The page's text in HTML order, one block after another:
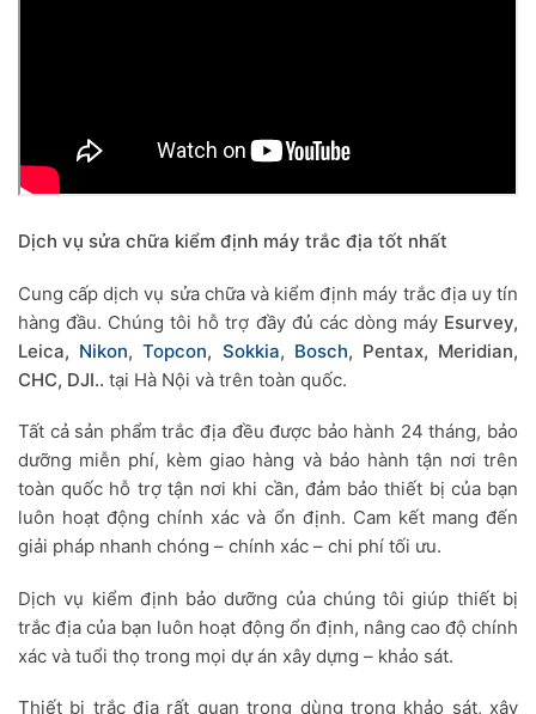
Dịch vụ sửa chữa kiểm định máy trắc địa tốt nhất
Cung cấp dịch vụ sửa chữa và kiểm định máy trắc địa uy tín
hàng đầu. Chúng tôi hỗ trợ đầy đủ các dòng máy Esurvey,
Leica, Nikon,Topcon, Sokkia, Bosch, Pentax, Meridian,
CHC, DJI.. tại Hà Nội và trên toàn quốc.
Tất cả sản phẩm trắc địa đều được bảo hành 24 tháng, bảo
dưỡng miễn phí, kèm giao hàng và bảo hành tận nơi trên
toàn quốc hỗ trợ tận nơi khi cần, đảm bảo thiết bị của bạn
luôn hoạt động chính xác và ổn định. Cam kết mang đến
giải pháp nhanh chóng – chính xác – chi phí tối ưu.
Dịch vụ kiểm định bảo dưỡng của chúng tôi giúp thiết bị
trắc địa của bạn luôn hoạt động ổn định, nâng cao độ chính
xác và tuổi thọ trong mọi dự án xây dựng – khảo sát.
Thiết bị trắc địa rất quan trọng dùng trong khảo sát, xây